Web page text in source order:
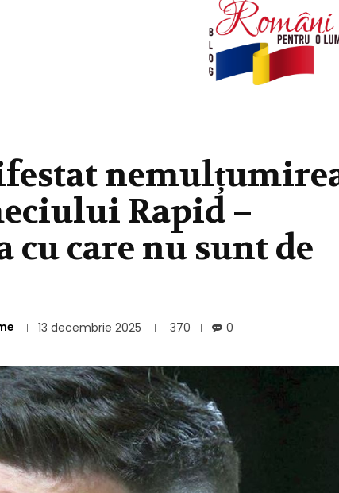
Rapid –
cu care nu sunt de
13 decembrie 2025 370 0